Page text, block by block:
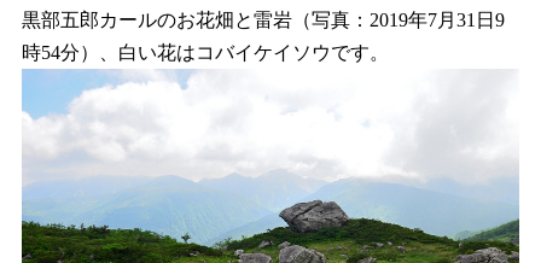
黒部五郎カールのお花畑と雷岩（写真：2019年7月31日9
時54分）、白い花はコバイケイソウです。